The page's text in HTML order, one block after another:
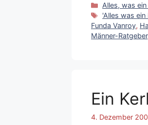
Kategorien
Alles, was
Schlagwörter
'Alles was
Funda Vanroy,
Männer-Ratgeber
Ein
4. Dezember